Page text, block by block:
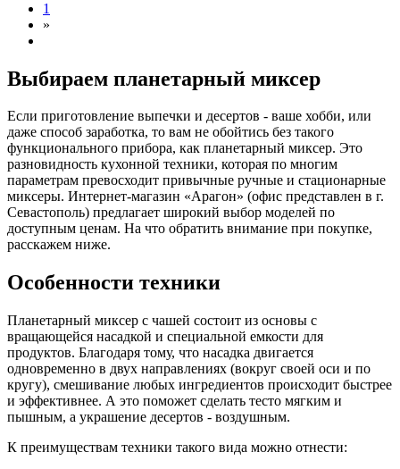
1
»
Выбираем планетарный миксер
Если приготовление выпечки и десертов - ваше хобби, или
даже способ заработка, то вам не обойтись без такого
функционального прибора, как планетарный миксер. Это
разновидность кухонной техники, которая по многим
параметрам превосходит привычные ручные и стационарные
миксеры. Интернет-магазин «Арагон» (офис представлен в г.
Севастополь) предлагает широкий выбор моделей по
доступным ценам. На что обратить внимание при покупке,
расскажем ниже.
Особенности техники
Планетарный миксер с чашей состоит из основы с
вращающейся насадкой и специальной емкости для
продуктов. Благодаря тому, что насадка двигается
одновременно в двух направлениях (вокруг своей оси и по
кругу), смешивание любых ингредиентов происходит быстрее
и эффективнее. А это поможет сделать тесто мягким и
пышным, а украшение десертов - воздушным.
К преимуществам техники такого вида можно отнести: